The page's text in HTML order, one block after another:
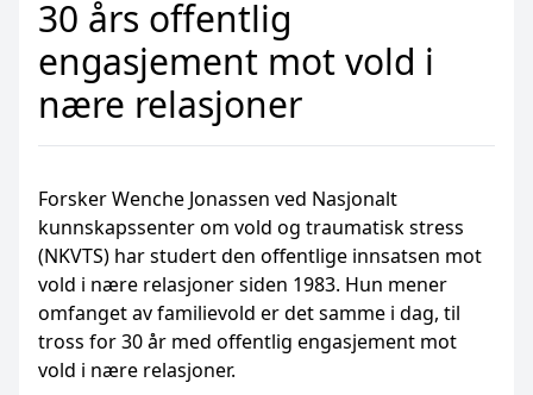
30 års offentlig
engasjement mot vold i
nære relasjoner
Forsker Wenche Jonassen ved Nasjonalt
kunnskapssenter om vold og traumatisk stress
(NKVTS) har studert den offentlige innsatsen mot
vold i nære relasjoner siden 1983. Hun mener
omfanget av familievold er det samme i dag, til
tross for 30 år med offentlig engasjement mot
vold i nære relasjoner.